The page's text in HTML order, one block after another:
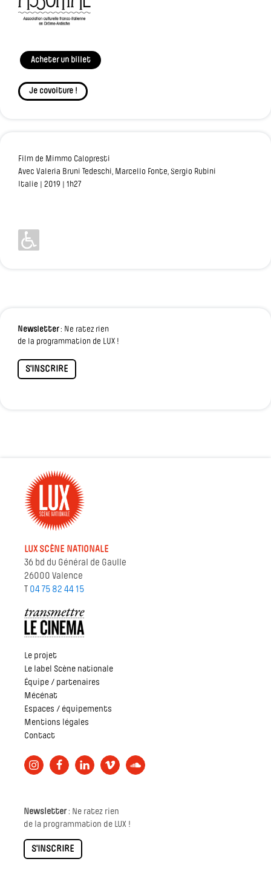
Acheter un billet
Je covoiture !
Film de Mimmo Calopresti
Avec Valeria Bruni Tedeschi, Marcello Fonte, Sergio Rubini
Italie | 2019 | 1h27
Newsletter: Ne ratez rien
de la programmation de LUX !
S'INSCRIRE
LUX SCÈNE NATIONALE
36 bd du Général de Gaulle
26000 Valence
T 04 75 82 44 15
Le projet
Le label Scène nationale
Équipe / partenaires
Mécénat
Espaces / équipements
Mentions légales
Contact
Newsletter: Ne ratez rien
de la programmation de LUX !
S'INSCRIRE